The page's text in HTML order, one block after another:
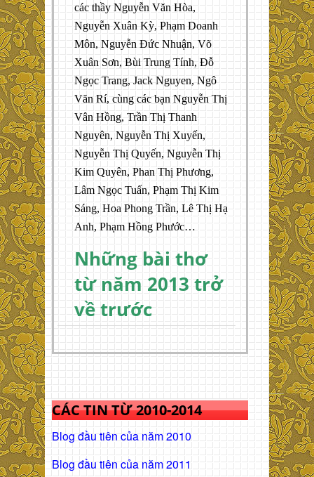
các thầy Nguyễn Văn Hòa,
Nguyễn Xuân Kỳ, Phạm Doanh
Môn, Nguyễn Đức Nhuận, Võ
Xuân Sơn, Bùi Trung Tính, Đỗ
Ngọc Trang, Jack Nguyen, Ngô
Văn Rí, cùng các bạn Nguyễn Thị
Vân Hồng, Trần Thị Thanh
Nguyên, Nguyễn Thị Xuyến,
Nguyễn Thị Quyến, Nguyễn Thị
Kim Quyên, Phan Thị Phương,
Lâm Ngọc Tuấn, Phạm Thị Kim
Sáng, Hoa Phong Trần, Lê Thị Hạ
Anh, Phạm Hồng Phước…
Những bài thơ
từ năm 2013 trở
về trước
CÁC TIN TỪ 2010-2014
Blog đầu tiên của năm 2010
Blog đầu tiên của năm 2011